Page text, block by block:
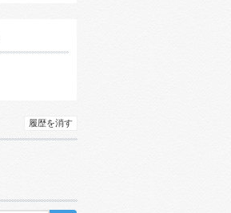
履歴を消す